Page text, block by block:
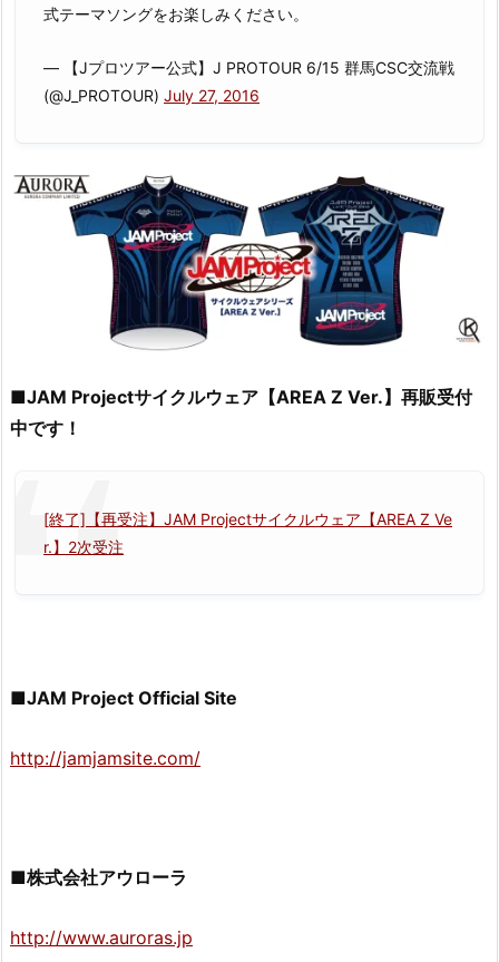
式テーマソングをお楽しみください。
— 【Jプロツアー公式】J PROTOUR 6/15 群馬CSC交流戦
(@J_PROTOUR) July 27, 2016
■JAM Projectサイクルウェア【AREA Z Ver.】再販受付
中です！
[終了]【再受注】JAM Projectサイクルウェア【AREA Z Ve
r.】2次受注
■JAM Project Official Site
http://jamjamsite.com/
■株式会社アウローラ
http://www.auroras.jp